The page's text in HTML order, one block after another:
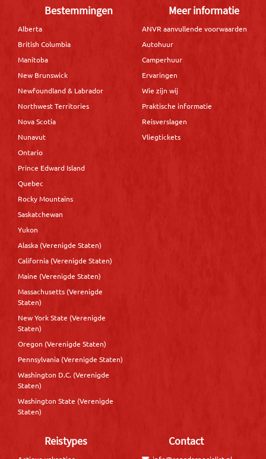
Bestemmingen
Alberta
British Columbia
Manitoba
New Brunswick
Newfoundland & Labrador
Northwest Territories
Nova Scotia
Nunavut
Ontario
Prince Edward Island
Quebec
Rocky Mountains
Saskatchewan
Yukon
Alaska (Verenigde Staten)
California (Verenigde Staten)
Maine (Verenigde Staten)
Massachusetts (Verenigde
Staten)
New York State (Verenigde
Staten)
Oregon (Verenigde Staten)
Pennsylvania (Verenigde Staten)
Washington D.C. (Verenigde
Staten)
Washington State (Verenigde
Staten)
Meer informatie
ANVR aanvullende voorwaarden
Autohuur
Camperhuur
Ervaringen
Wie zijn wij
Praktische informatie
Reisverslagen
Vliegtickets
Reistypes Contact